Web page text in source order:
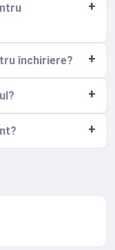
închiriere?